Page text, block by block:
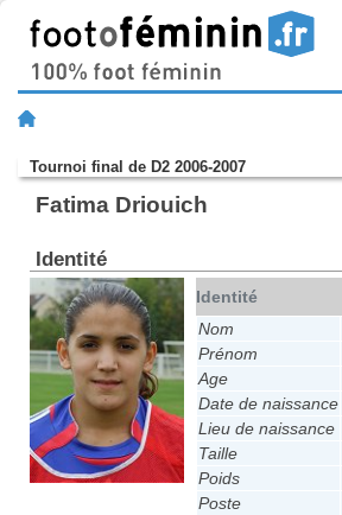
Tournoi final de D2 2006-2007
Fatima Driouich
Identité
Identité
Nom
Prénom
Age
Date de naissance
Lieu de naissance
Taille
Poids
Poste